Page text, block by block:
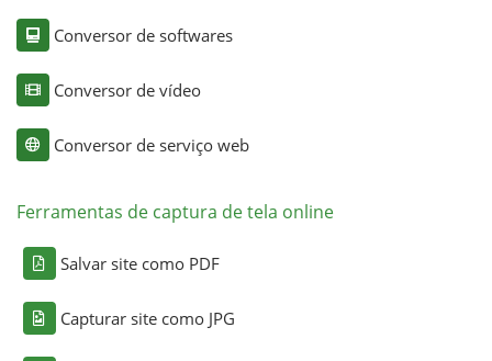
Conversor de softwares
Conversor de vídeo
Conversor de serviço web
Ferramentas de captura de tela online
Salvar site como PDF
Capturar site como JPG